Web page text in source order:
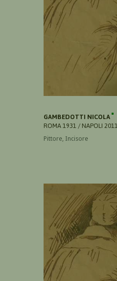
GAMBEDOTTI NICOLA
ROMA 1931 / NAPOLI 2011
Pittore, Incisore